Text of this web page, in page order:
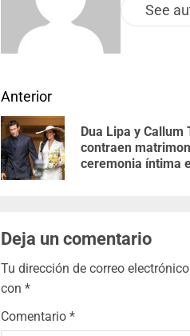
See
Anterior
Dua Lipa y Callum
contraen
ceremonia íntima
Deja un comentario
Tu dirección de correo
con *
Comentario *